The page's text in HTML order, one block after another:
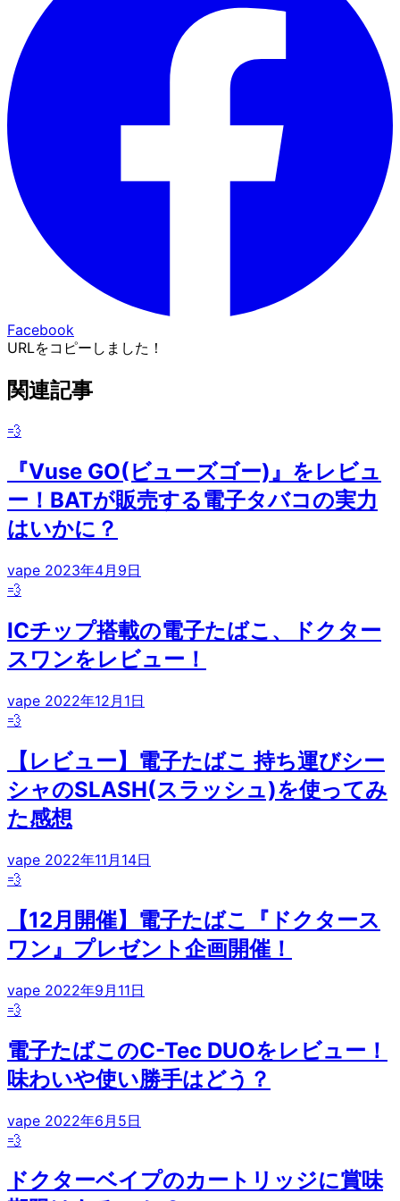
Facebook
URLをコピーしました！
関連記事
💨
『Vuse GO(ビューズゴー)』をレビュ
ー！BATが販売する電子タバコの実力
はいかに？
vape 2023年4月9日
💨
ICチップ搭載の電子たばこ、ドクター
スワンをレビュー！
vape 2022年12月1日
💨
【レビュー】電子たばこ 持ち運びシー
シャのSLASH(スラッシュ)を使ってみ
た感想
vape 2022年11月14日
💨
【12月開催】電子たばこ『ドクタース
ワン』プレゼント企画開催！
vape 2022年9月11日
💨
電子たばこのC-Tec DUOをレビュー！
味わいや使い勝手はどう？
vape 2022年6月5日
💨
ドクターベイプのカートリッジに賞味